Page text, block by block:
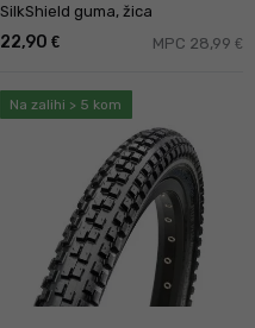
SilkShield guma, žica
22,90 € MPC 28,99 €
Na zalihi > 5 kom